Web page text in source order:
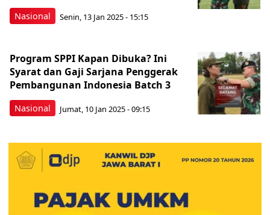
Nasional Senin, 13 Jan 2025 - 15:15
Nasional
Program SPPI Kapan Dibuka? Ini
Syarat dan Gaji Sarjana Penggerak
Pembangunan Indonesia Batch 3
Jumat, 10 Jan 2025 - 09:15